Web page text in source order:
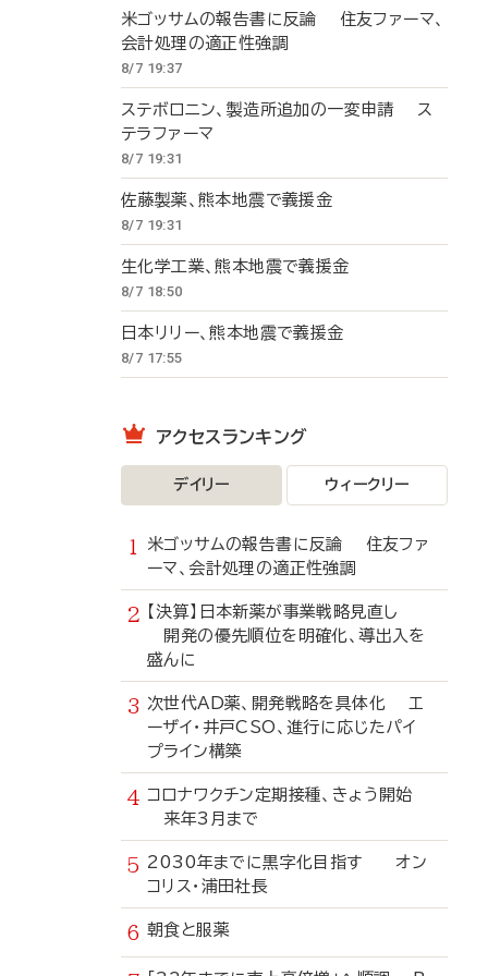
米ゴッサムの報告書に反論 住友ファーマ、
会計処理の適正性強調
8/7 19:37
ステボロニン、製造所追加の一変申請 ス
テラファーマ
8/7 19:31
佐藤製薬、熊本地震で義援金
8/7 19:31
生化学工業、熊本地震で義援金
8/7 18:50
日本リリー、熊本地震で義援金
8/7 17:55
アクセスランキング
デイリー ウィークリー
米ゴッサムの報告書に反論 住友ファ
ーマ、会計処理の適正性強調
【決算】日本新薬が事業戦略見直し
開発の優先順位を明確化、導出入を
盛んに
次世代AD薬、開発戦略を具体化 エ
ーザイ・井戸CSO、進行に応じたパイ
プライン構築
コロナワクチン定期接種、きょう開始
来年3月まで
2030年までに黒字化目指す オン
コリス・浦田社長
朝食と服薬